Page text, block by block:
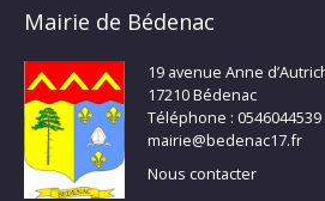
Mairie de Bédenac
19 avenue Anne
17210 Bédenac
Téléphone : 0546044539
mairie@bedenac17.fr
Nous contacter